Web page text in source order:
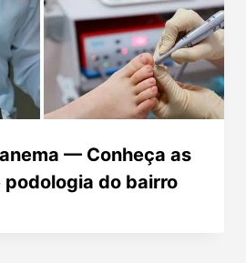
— Conheça as
do bairro